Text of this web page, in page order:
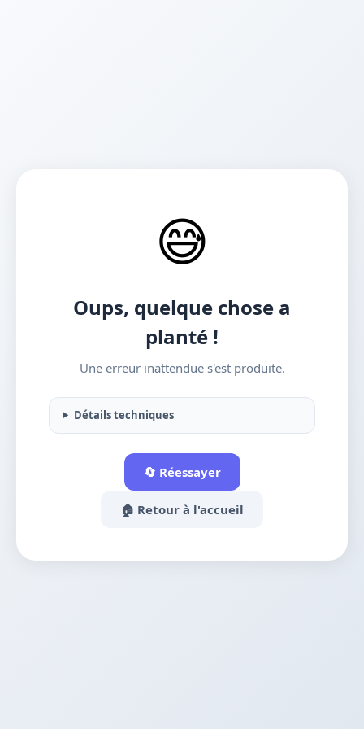
😅
Oups, quelque chose a
planté !
Une erreur inattendue s'est produite.
Détails techniques
🔄 Réessayer
🏠 Retour à l'accueil